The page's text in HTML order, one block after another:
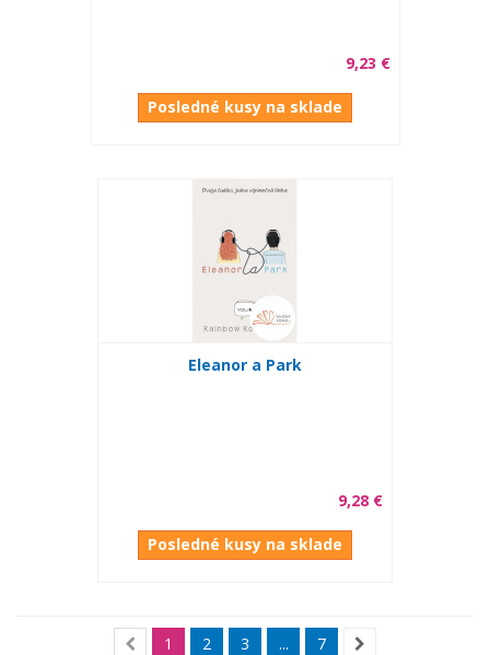
9,23 €
Posledné kusy na sklade
Eleanor a Park
9,28 €
Posledné kusy na sklade
1 2 3 ... 7